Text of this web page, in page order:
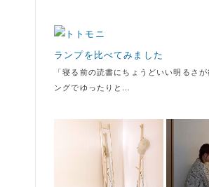
ランプを比べてみました
「寝る前の読書にちょうどいい明るさ
ングでゆったりと…